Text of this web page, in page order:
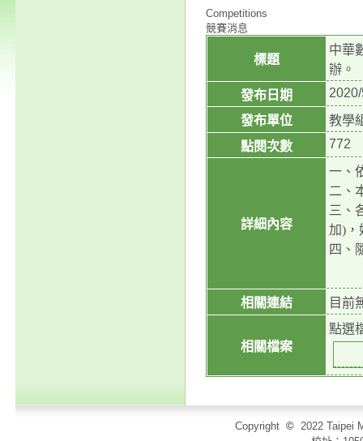
Competitions
競賽消息
標題
中華
辦。
發布日期
發布單位
教學
點閱次數
772
詳細內容
一、
二、
三、
加)，
四、
相關連結 目前
相關檔案
點選
Copyright © 2022 Taipei